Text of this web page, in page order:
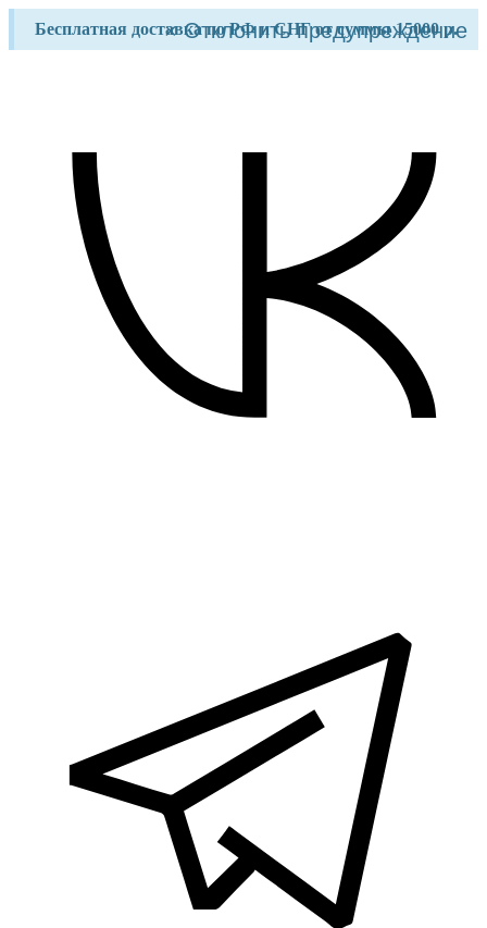
содержимому
Бесплатная доставка по РФ и СНГ от суммы 15000 р.
× Отклонить предупреждение